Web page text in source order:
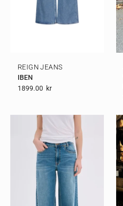
REIGN JEANS
IBEN
1899.00 Kr